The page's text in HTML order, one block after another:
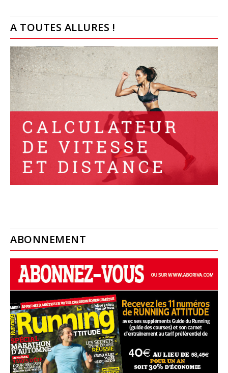
A TOUTES ALLURES !
ABONNEMENT